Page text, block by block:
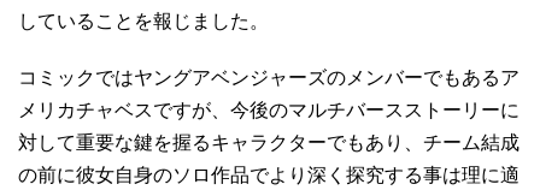
していることを報じました。
コミックではヤングアベンジャーズのメンバーでもあるア
メリカチャベスですが、今後のマルチバースストーリーに
対して重要な鍵を握るキャラクターでもあり、チーム結成
の前に彼女自身のソロ作品でより深く探究する事は理に適